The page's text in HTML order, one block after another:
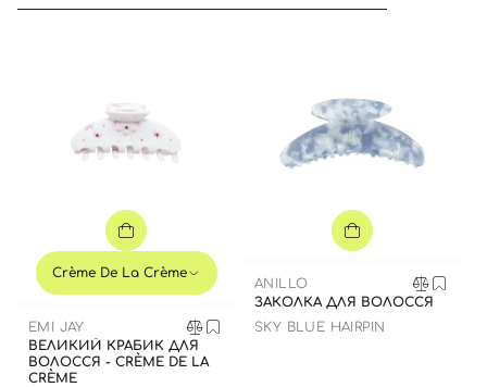
Crème De La Crème
EMI JAY
ВЕЛИКИЙ КРАБИК ДЛЯ
ВОЛОССЯ - CRÈME DE LA
CRÈME
ANILLO
ЗАКОЛКА ДЛЯ ВОЛОССЯ
SKY BLUE HAIRPIN
Реєстрація